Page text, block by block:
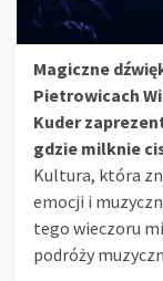
Magiczne
Pietrowicach
Kuder
gdzie milknie
Kultura, która
emocji i
tego wieczoru
podróży